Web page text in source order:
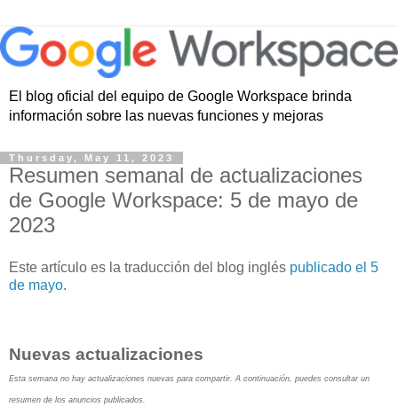
El blog oficial del equipo de Google Workspace brinda
información sobre las nuevas funciones y mejoras
Thursday, May 11, 2023
Resumen semanal de actualizaciones
de Google Workspace: 5 de mayo de
2023
Este artículo es la traducción del blog inglés publicado el 5
de mayo.
Nuevas actualizaciones
Esta semana no hay actualizaciones nuevas para compartir. A continuación, puedes consultar un
resumen de los anuncios publicados.